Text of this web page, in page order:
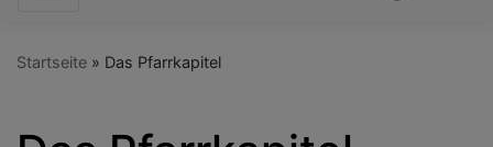
Startseite Das Pfarrkapitel